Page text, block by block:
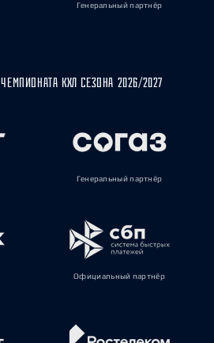
Генеральный партнёр
КХЛ СЕЗОНА 2026/2027
Генеральный партнёр
Официальный партнёр